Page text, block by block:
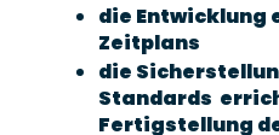
die Entwicklung
Zeitplans
die
Standards
Fertigstellung